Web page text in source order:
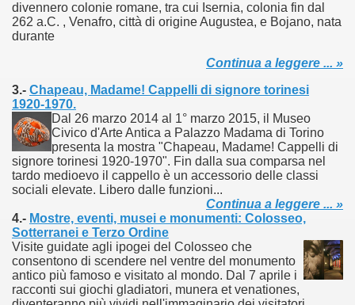
divennero colonie romane, tra cui Isernia, colonia fin dal
262 a.C. , Venafro, città di origine Augustea, e Bojano, nata
durante
Continua a leggere ... »
3.- Chapeau, Madame! Cappelli di signore torinesi
1920-1970.
Dal 26 marzo 2014 al 1° marzo 2015, il Museo
Civico d'Arte Antica a Palazzo Madama di Torino
presenta la mostra "Chapeau, Madame! Cappelli di
signore torinesi 1920-1970". Fin dalla sua comparsa nel
tardo medioevo il cappello è un accessorio delle classi
sociali elevate. Libero dalle funzioni...
Continua a leggere ... »
4.- Mostre, eventi, musei e monumenti: Colosseo,
Sotterranei e Terzo Ordine
Visite guidate agli ipogei del Colosseo che
consentono di scendere nel ventre del monumento
antico più famoso e visitato al mondo. Dal 7 aprile i
racconti sui giochi gladiatori, munera et venationes,